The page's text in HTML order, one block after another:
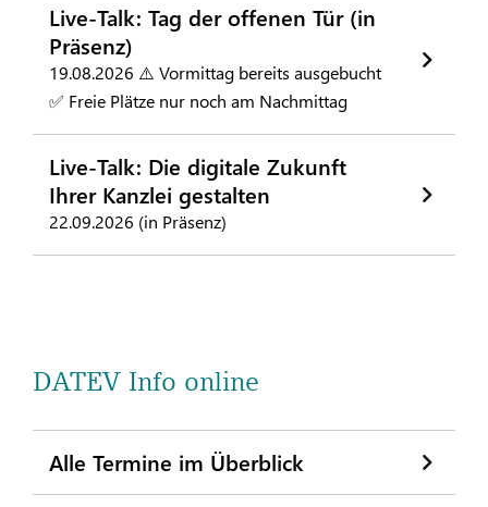
Live-Talk: Tag der offenen Tür (in
Präsenz)
19.08.2026 ⚠️ Vormittag bereits ausgebucht
✅ Freie Plätze nur noch am Nachmittag
Live-Talk: Die digitale Zukunft
Ihrer Kanzlei gestalten
22.09.2026 (in Präsenz)
DATEV Info online
Alle Termine im Überblick